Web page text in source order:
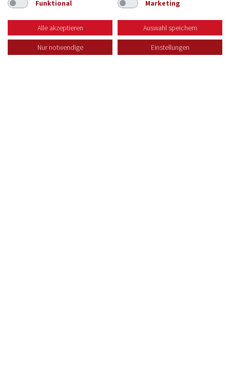
KONTAKT IMPRESSUM DATENSCHUTZ
Funktional
Marketing
Alle akzeptieren Auswahl speichern
Nur notwendige Einstellungen